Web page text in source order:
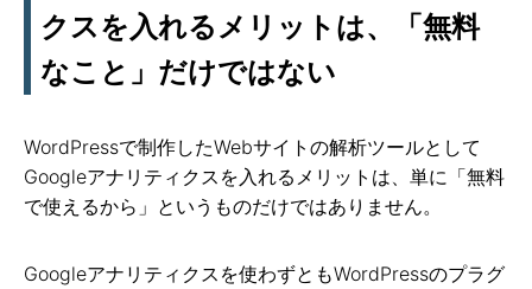
クスを入れるメリットは、「無料
なこと」だけではない
WordPressで制作したWebサイトの解析ツールとして
Googleアナリティクスを入れるメリットは、単に「無料
で使えるから」というものだけではありません。
Googleアナリティクスを使わずともWordPressのプラグ